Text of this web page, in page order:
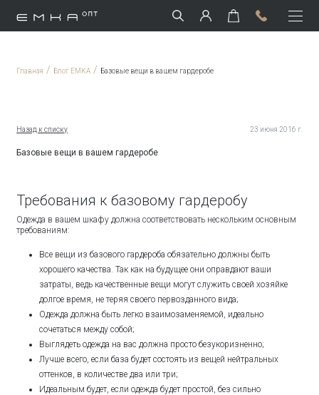
Главная / Блог EMKA / Базовые вещи в вашем гардеробе
Назад к списку 23 июня 2016 г.
Базовые вещи в вашем гардеробе
Требования к базовому гардеробу
Одежда в вашем шкафу должна соответствовать нескольким основным
требованиям:
Все вещи из базового гардероба обязательно должны быть
хорошего качества. Так как на будущее они оправдают ваши
затраты, ведь качественные вещи могут служить своей хозяйке
долгое время, не теряя своего первозданного вида;
Одежда должна быть легко взаимозаменяемой, идеально
сочетаться между собой;
Выглядеть одежда на вас должна просто безукоризненно;
Лучше всего, если база будет состоять из вещей нейтральных
оттенков, в количестве два или три;
Идеальным будет, если одежда будет простой, без сильно